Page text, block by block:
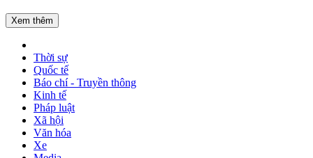
Xem thêm
Thời sự
Quốc tế
Báo chí - Truyền thông
Kinh tế
Pháp luật
Xã hội
Văn hóa
Xe